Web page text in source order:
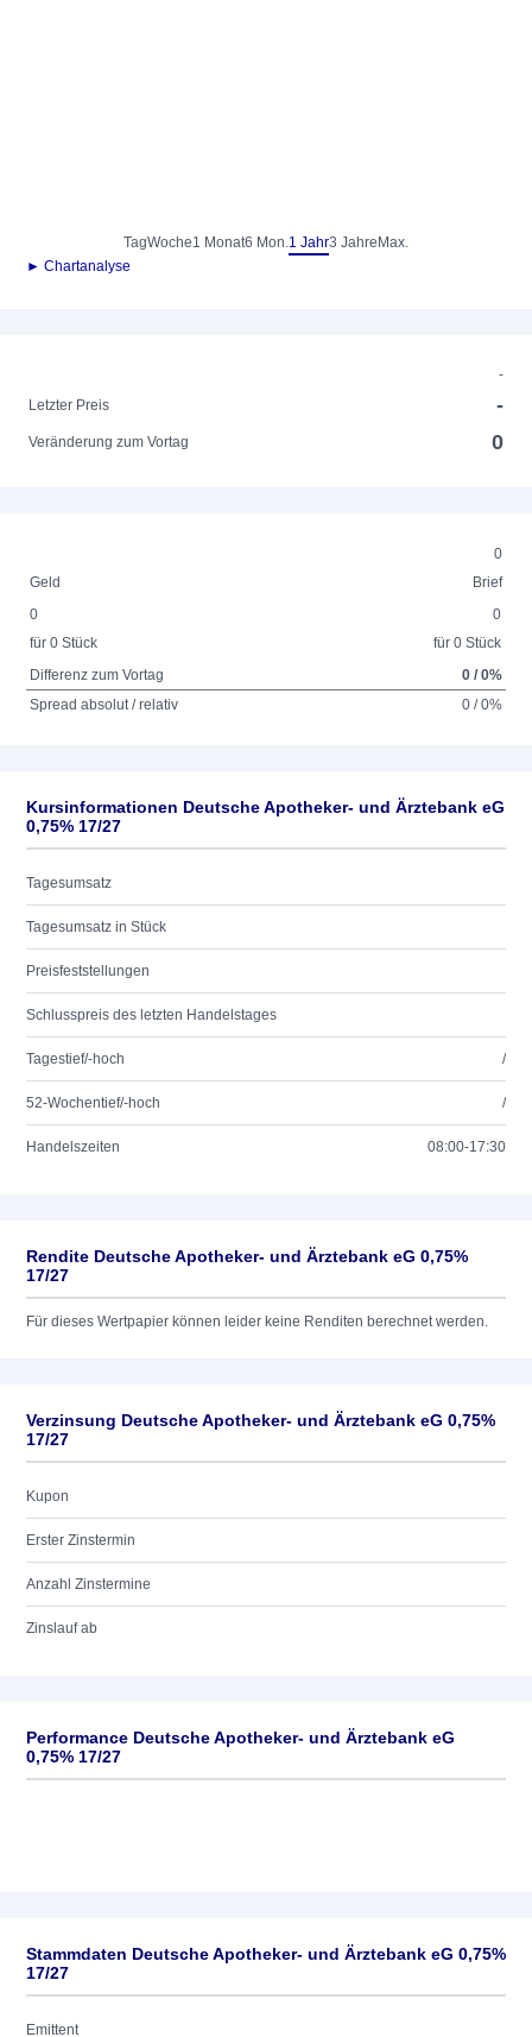
TagWoche1 Monat6 Mon.1 Jahr3 Jahre Max.
► Chartanalyse
-
Letzter Preis
-
Veränderung zum Vortag 0
0
Geld
Brief
0
für 0 Stück
0
für 0 Stück
Differenz zum Vortag
0 / 0%
Spread absolut / relativ
0 / 0%
Kursinformationen Deutsche Apotheker- und Ärztebank eG
0,75% 17/27
Tagesumsatz
Tagesumsatz in Stück
Preisfeststellungen
Schlusspreis des letzten Handelstages
Tagestief/-hoch /
52-Wochentief/-hoch /
Handelszeiten 08:00-17:30
Rendite Deutsche Apotheker- und Ärztebank eG 0,75%
17/27
Für dieses Wertpapier können leider keine Renditen berechnet werden.
Verzinsung Deutsche Apotheker- und Ärztebank eG 0,75%
17/27
Kupon
Erster Zinstermin
Anzahl Zinstermine
Zinslauf ab
Performance Deutsche Apotheker- und Ärztebank eG
0,75% 17/27
Stammdaten Deutsche Apotheker- und Ärztebank eG 0,75%
17/27
Emittent